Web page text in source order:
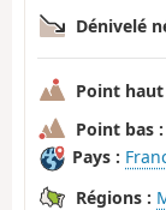
Dénivelé
Point haut
Point bas :
Pays :
Régions :